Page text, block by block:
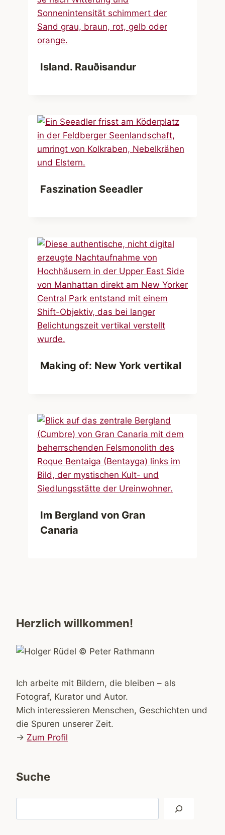
Island. Rauðisandur
Faszination Seeadler
Making of: New York vertikal
Im Bergland von Gran
Canaria
Herzlich willkommen!
Ich arbeite mit Bildern, die bleiben – als
Fotograf, Kurator und Autor.
Mich interessieren Menschen, Geschichten und
die Spuren unserer Zeit.
→ Zum Profil
Suche